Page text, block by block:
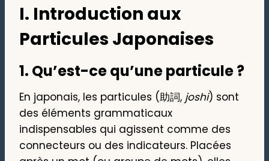
I. Introduction aux
Particules Japonaises
1. Qu’est-ce qu’une particule ?
En japonais, les particules (助詞, joshi) sont
des éléments grammaticaux
indispensables qui agissent comme des
connecteurs ou des indicateurs. Placées